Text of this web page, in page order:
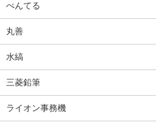
ぺんてる
丸善
水縞
三菱鉛筆
ライオン事務機